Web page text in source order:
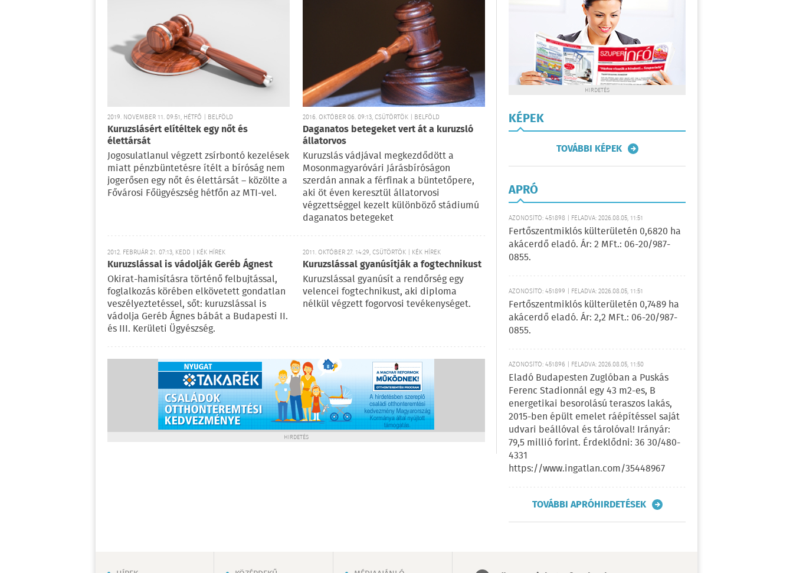
2019. NOVEMBER 11. 09:51, HÉTFŐ | BELFÖLD
Kuruzslásért elítéltek egy nőt és
élettársát
Jogosulatlanul végzett zsírbontó kezelések
miatt pénzbüntetésre ítélt a bíróság nem
jogerősen egy nőt és élettársát – közölte a
Fővárosi Főügyészség hétfőn az MTI-vel.
2016. OKTÓBER 06. 09:13, CSÜTÖRTÖK | BELFÖLD
Daganatos betegeket vert át a kuruzsló
állatorvos
Kuruzslás vádjával megkezdődött a
Mosonmagyaróvári Járásbíróságon
szerdán annak a férfinak a büntetőpere,
aki öt éven keresztül állatorvosi
végzettséggel kezelt különböző stádiumú
daganatos betegeket
2012. FEBRUÁR 21. 07:13, KEDD | KÉK HÍREK
Kuruzslással is vádolják Geréb Ágnest
Okirat-hamisításra történő felbujtással,
foglalkozás körében elkövetett gondatlan
veszélyeztetéssel, sőt: kuruzslással is
vádolja Geréb Ágnes bábát a Budapesti II.
és III. Kerületi Ügyészség.
2011. OKTÓBER 27. 14:29, CSÜTÖRTÖK | KÉK HÍREK
Kuruzslással gyanúsítják a fogtechnikust
Kuruzslással gyanúsít a rendőrség egy
velencei fogtechnikust, aki diploma
nélkül végzett fogorvosi tevékenységet.
HIRDETÉS
HIRDETÉS
KÉPEK
TOVÁBBI KÉPEK
APRÓ
AZONOSÍTÓ: 451898 | FELADVA: 2026.08.05, 11:51
Fertőszentmiklós külterületén 0,6820 ha
akácerdő eladó. Ár: 2 MFt.: 06-20/987-
0855.
AZONOSÍTÓ: 451899 | FELADVA: 2026.08.05, 11:51
Fertőszentmiklós külterületén 0,7489 ha
akácerdő eladó. Ár: 2,2 MFt.: 06-20/987-
0855.
AZONOSÍTÓ: 451896 | FELADVA: 2026.08.05, 11:50
Eladó Budapesten Zuglóban a Puskás
Ferenc Stadionnál egy 43 m2-es, B
energetikai besorolású teraszos lakás,
2015-ben épült emelet ráépítéssel saját
udvari beállóval és tárolóval! Irányár:
79,5 millió forint. Érdeklődni: 36 30/480-
4331
https://www.ingatlan.com/35448967
TOVÁBBI APRÓHIRDETÉSEK